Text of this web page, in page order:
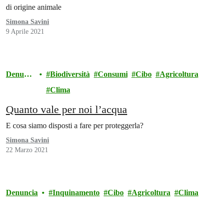
di origine animale
Simona Savini
9 Aprile 2021
Denunci
Biodiversità Consumi Cibo
Agricoltura
Clima
Quanto vale per noi l’acqua
E cosa siamo disposti a fare per proteggerla?
Simona Savini
22 Marzo 2021
Denuncia Inquinamento Cibo Agricoltura Clima